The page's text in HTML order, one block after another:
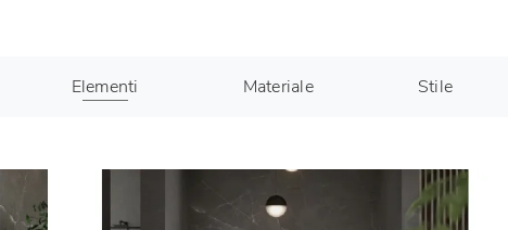
Elementi Materiale Stile